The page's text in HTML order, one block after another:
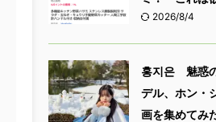
2026/8/4
홍지은 魅惑
デル、ホン・
画を集めてみ